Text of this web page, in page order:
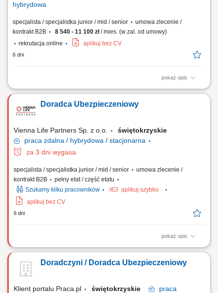
hybrydowa
specjalista / specjalistka junior / mid / senior
umowa zlecenie /
kontrakt B2B
8 540 - 11 100 zł/ mies. (w zal. od umowy)
rekrutacja online
aplikuj bez CV
6 dni
pokaż opis
Prezentowanie oferty edukacyjnej podczas spotkań w placówkach
osobami zainteresowanymi nauką w firmie. Rekrutacja, szkolenie,
koordynacja i analiza pracy przypisanego zespołu Konsultantów i
Doradca Ubezpieczeniowy
Vienna Life Partners Sp. z o.o.
świętokrzyskie
praca zdalna / hybrydowa / stacjonarna
za 3 dni wygasa
specjalista / specjalistka junior / mid / senior
umowa zlecenie /
kontrakt B2B
pełny etat / część etatu
Szukamy kilku pracowników
aplikuj szybko
aplikuj bez CV
6 dni
pokaż opis
Twój zakres obowiązków: Będziesz aktywnie poszukiwać nowych
życie, majątkowe, grupowe). Będziesz przygotowywać oferty
ubezpieczeniowe i prowadzić spotkania z klientami. Twoim zadaniem
Doradczyni / Doradca Ubezpieczeniowy
Klient portalu Praca.pl świętokrzyskie praca